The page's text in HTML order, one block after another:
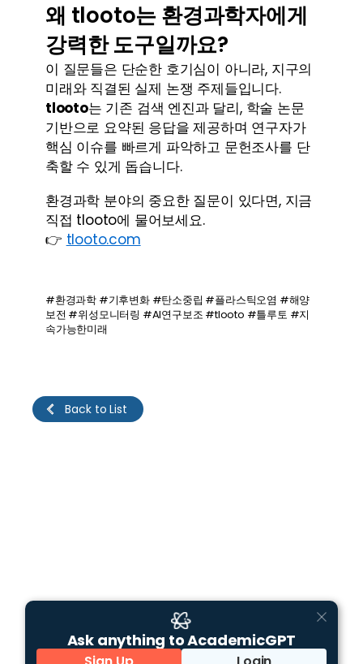
왜 tlooto는 환경과학자에게
강력한 도구일까요?
이 질문들은 단순한 호기심이 아니라, 지구의
미래와 직결된 실제 논쟁 주제들입니다.
tlooto는 기존 검색 엔진과 달리, 학술 논문
기반으로 요약된 응답을 제공하며 연구자가
핵심 이슈를 빠르게 파악하고 문헌조사를 단
축할 수 있게 돕습니다.
환경과학 분야의 중요한 질문이 있다면, 지금
직접 tlooto에 물어보세요.
👉 tlooto.com
#환경과학 #기후변화 #탄소중립 #플라스틱오염 #해양
보전 #위성모니터링 #AI연구보조 #tlooto #틀루토 #지
속가능한미래
Back to List
Ask anything to AcademicGPT